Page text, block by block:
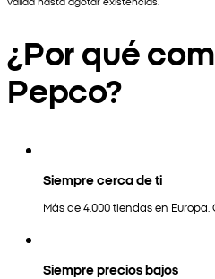
¿Por qué
Pepco?
Siempre cerca de ti
Más de 4.000 tiendas en
Siempre precios bajos